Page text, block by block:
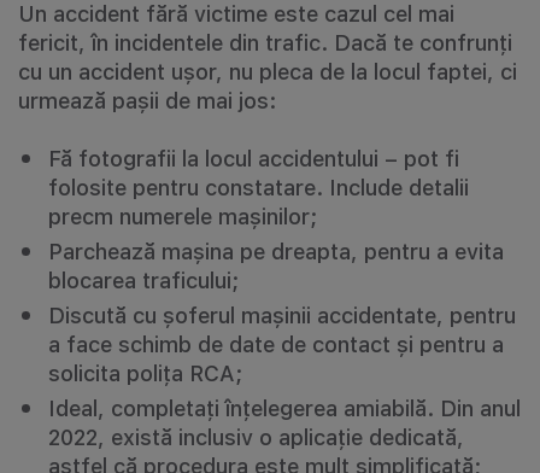
Un accident fără victime este cazul cel mai
fericit, în incidentele din trafic. Dacă te confrunți
cu un accident ușor, nu pleca de la locul faptei, ci
urmează pașii de mai jos:
Fă fotografii la locul accidentului – pot fi
folosite pentru constatare. Include detalii
precm numerele mașinilor;
Parchează mașina pe dreapta, pentru a evita
blocarea traficului;
Discută cu șoferul mașinii accidentate, pentru
a face schimb de date de contact și pentru a
solicita polița RCA;
Ideal, completați înțelegerea amiabilă. Din anul
2022, există inclusiv o aplicație dedicată,
astfel că procedura este mult simplificată;